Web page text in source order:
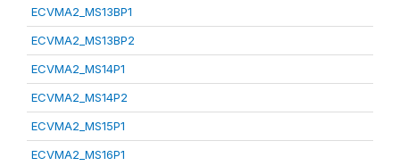
ECVMA2_MS13BP1
ECVMA2_MS13BP2
ECVMA2_MS14P1
ECVMA2_MS14P2
ECVMA2_MS15P1
ECVMA2_MS16P1